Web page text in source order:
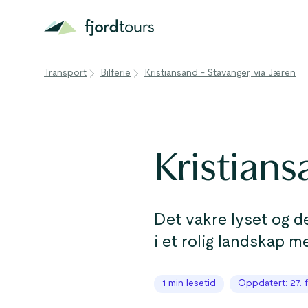
Transport Bilferie Kristiansand - Stavanger, via Jæren
Det vakre lyset og
i et rolig landskap
1 min lesetid Oppdatert: 27.